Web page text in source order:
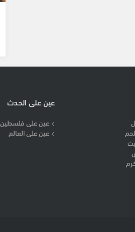
عين على الحدث
عين على فلسطين
عين على العالم